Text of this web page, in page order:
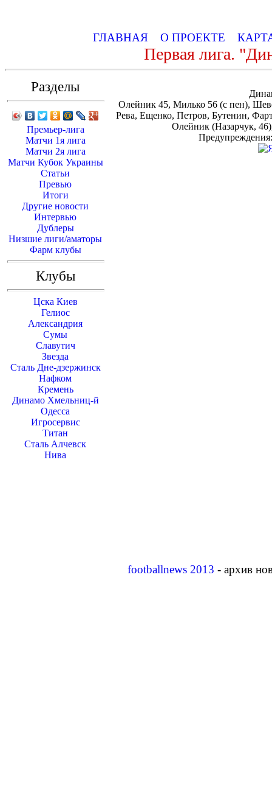
ГЛАВНАЯ О ПРОЕКТЕ
Первая лига.
Разделы
Премьер-лига
Матчи 1я лига
Матчи 2я лига
Матчи Кубок Украины
Статьи
Превью
Итоги
Другие новости
Интервью
Дублеры
Низшие лиги/аматоры
Фарм клубы
Клубы
Цска Киев
Гелиос
Александрия
Сумы
Славутич
Звезда
Сталь Дне-дзержинск
Нафком
Кремень
Динамо Хмельниц-й
Одесса
Игросервис
Титан
Сталь Алчевск
Нива
Олейник 45, Милько 56 (с пен),
Рева, Ещенко, Петров, Бутенин,
Олейник (Назарчук,
footballnews 2013 - архив